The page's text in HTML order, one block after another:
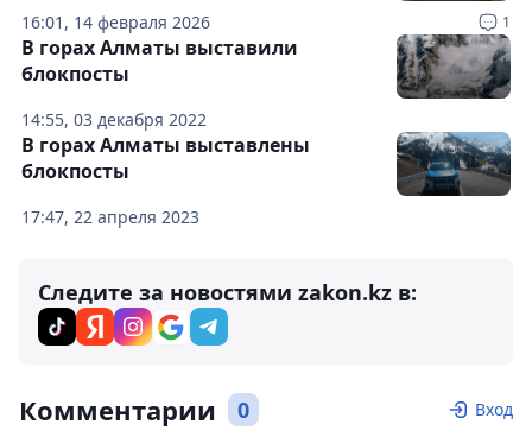
16:01, 14 февраля 2026 1
14:55, 03 декабря 2022
В горах Алматы выставили
блокпосты
17:47, 22 апреля 2023
В горах Алматы выставлены
блокпосты
Следите за новостями zakon.kz в:
Комментарии 0 Вход